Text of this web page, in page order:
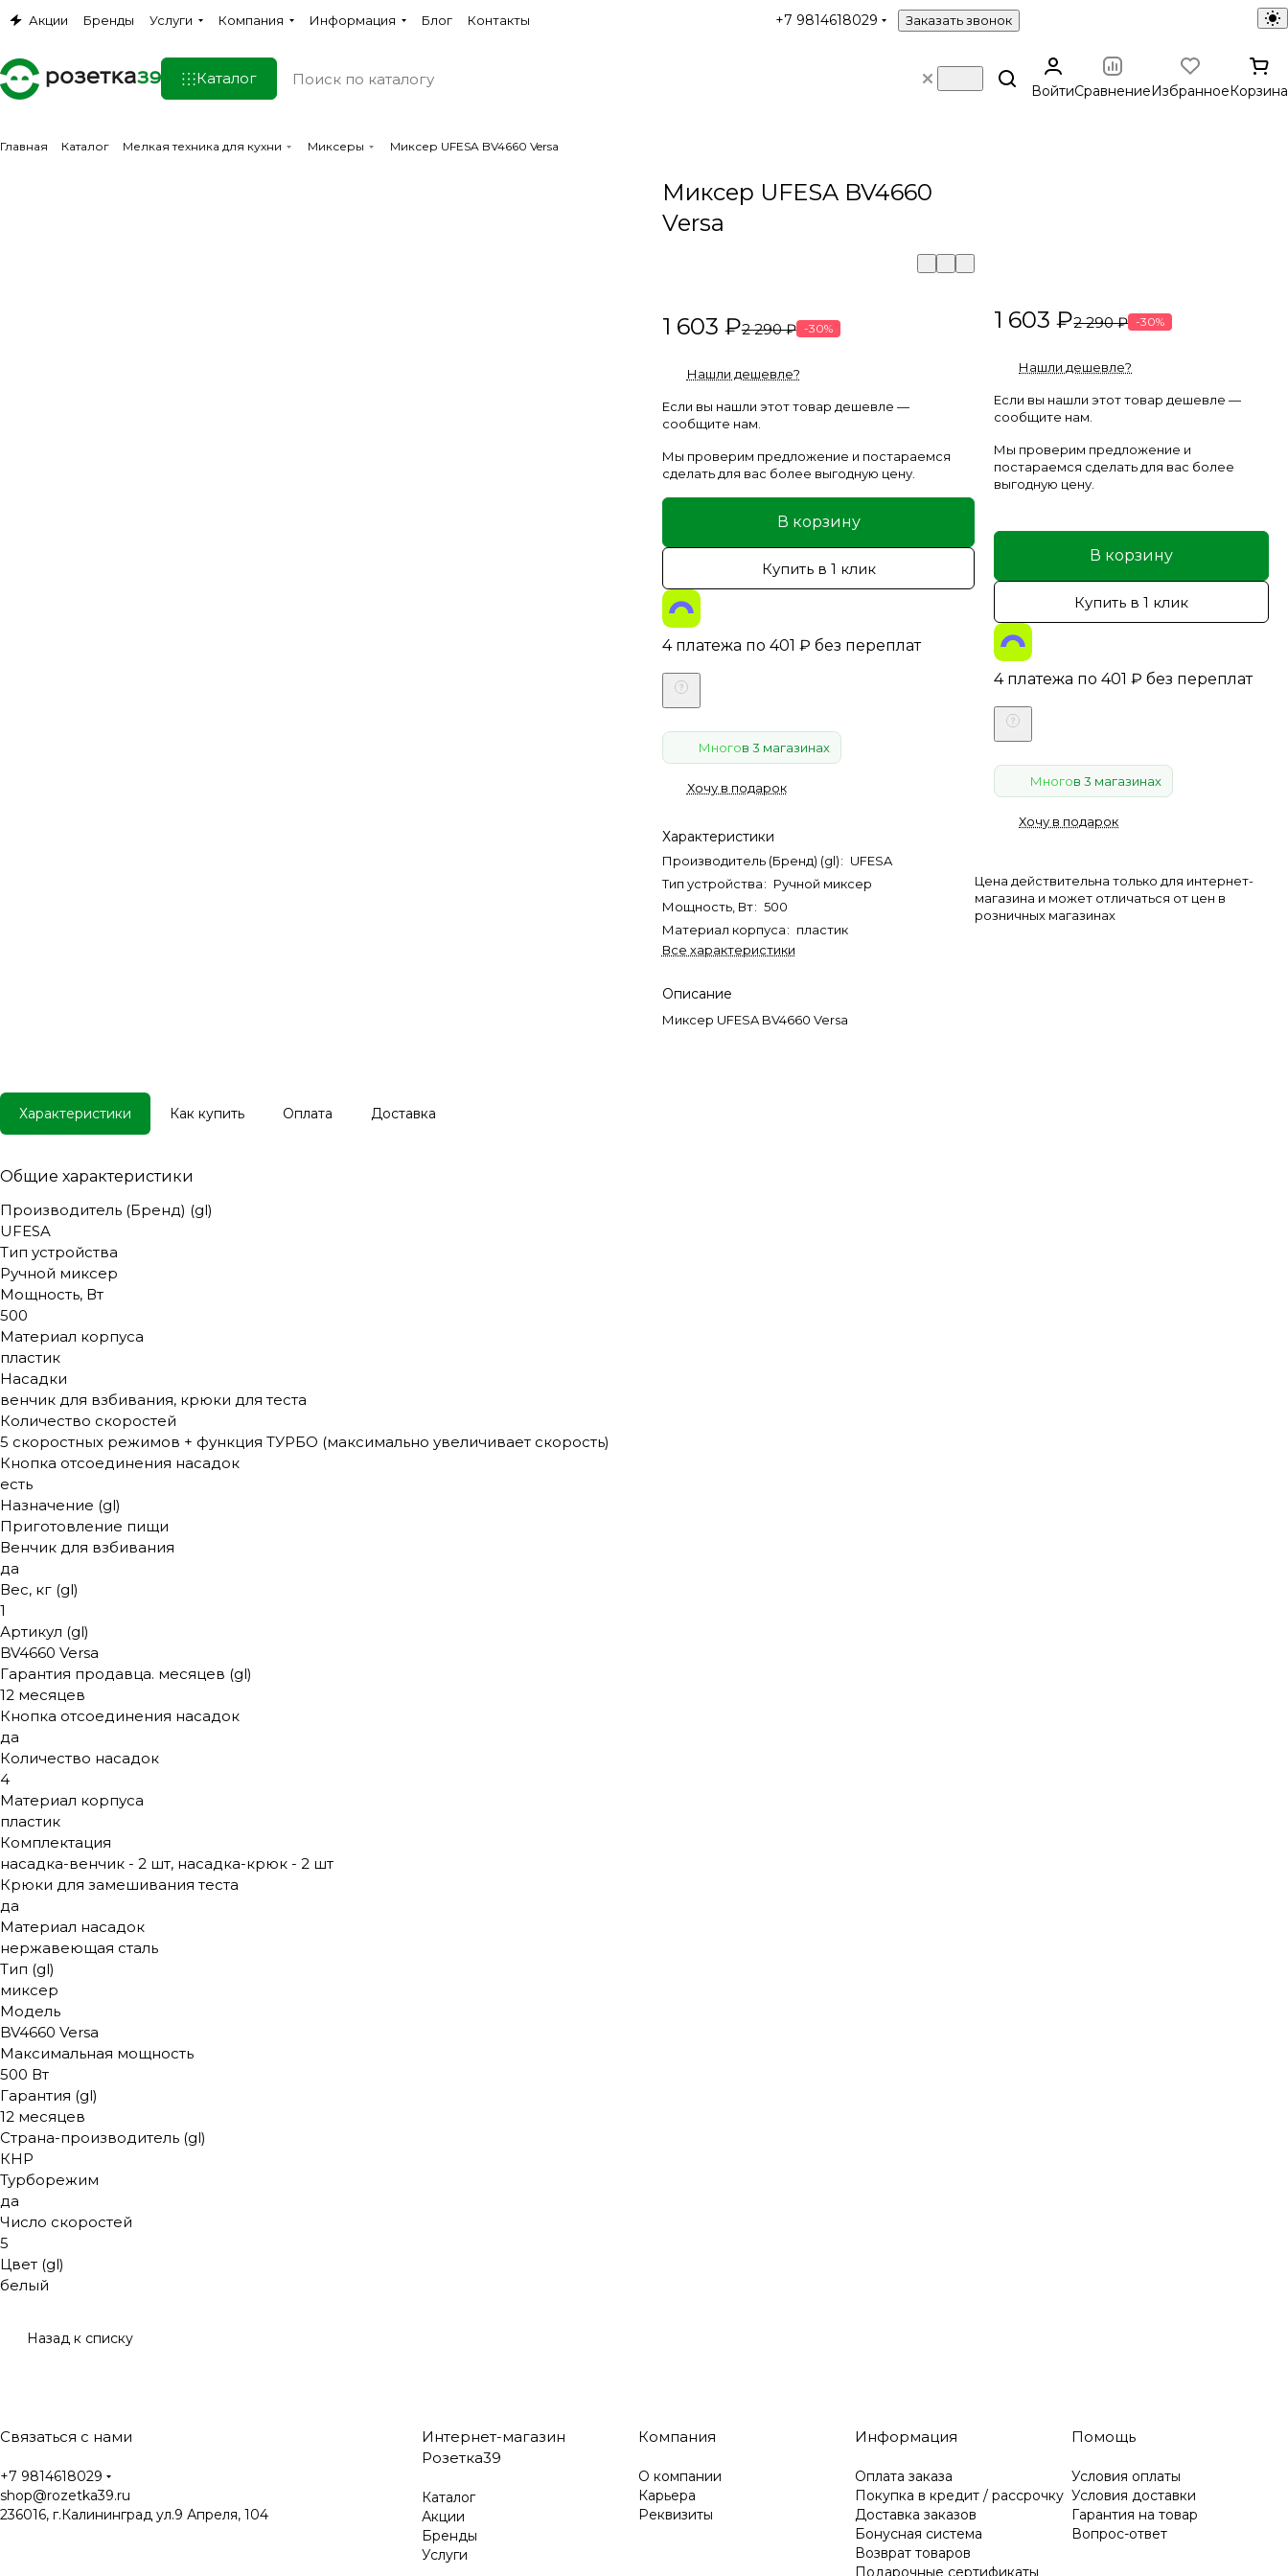
Акции Бренды Услуги Компания Информация Блог Контакты +7 9814618029 Заказать звонок
Каталог
ВойтиСравнениеИзбранноеКорзина
Главная Каталог Мелкая техника для кухни Миксеры Миксер UFESA BV4660 Versa
Миксер UFESA BV4660
Versa
1 603 ₽2 290 ₽ -30%
Нашли дешевле?
Если вы нашли этот товар дешевле —
сообщите нам.
Мы проверим предложение и постараемся
сделать для вас более выгодную цену.
В корзину
Купить в 1 клик
4 платежа по 401 ₽ без переплат
Многов 3 магазинах
Хочу в подарок
Характеристики
Производитель (Бренд) (gl): UFESA
Тип устройства: Ручной миксер
Мощность, Вт: 500
Материал корпуса: пластик
Все характеристики
Описание
Миксер UFESA BV4660 Versa
1 603 ₽2 290 ₽ -30%
Нашли дешевле?
Если вы нашли этот товар дешевле —
сообщите нам.
Мы проверим предложение и
постараемся сделать для вас более
выгодную цену.
В корзину
Купить в 1 клик
4 платежа по401₽без переплат
Многов 3 магазинах
Хочу в подарок
Цена действительна только для интернет-
магазина и может отличаться от цен в
розничных магазинах
Характеристики Как купить Оплата Доставка
Общие характеристики
Производитель (Бренд) (gl)
UFESA
Тип устройства
Ручной миксер
Мощность, Вт
500
Материал корпуса
пластик
Насадки
венчик для взбивания, крюки для теста
Количество скоростей
5 скоростных режимов + функция ТУРБО (максимально увеличивает скорость)
Кнопка отсоединения насадок
есть
Назначение (gl)
Приготовление пищи
Венчик для взбивания
да
Вес, кг (gl)
1
Артикул (gl)
BV4660 Versa
Гарантия продавца. месяцев (gl)
12 месяцев
Кнопка отсоединения насадок
да
Количество насадок
4
Материал корпуса
пластик
Комплектация
насадка-венчик - 2 шт, насадка-крюк - 2 шт
Крюки для замешивания теста
да
Материал насадок
нержавеющая сталь
Тип (gl)
миксер
Модель
BV4660 Versa
Максимальная мощность
500 Вт
Гарантия (gl)
12 месяцев
Страна-производитель (gl)
КНР
Турборежим
да
Число скоростей
5
Цвет (gl)
белый
Назад к списку
Связаться с нами
+7 9814618029
shop@rozetka39.ru
236016, г.Калининград ул.9 Апреля, 104
Интернет-магазин
Розетка39
Каталог
Акции
Бренды
Услуги
Компания
О компании
Карьера
Реквизиты
Информация
Оплата заказа
Покупка в кредит / рассрочку
Доставка заказов
Бонусная система
Возврат товаров
Подарочные сертификаты
Помощь
Условия оплаты
Условия доставки
Гарантия на товар
Вопрос-ответ